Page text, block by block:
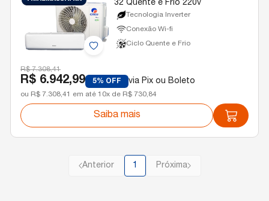
32 Quente e Frio 220v
Tecnologia Inverter
Conexão Wi-fi
Ciclo Quente e Frio
R$ 7.308,41
R$ 6.942,99 5% OFF via Pix ou Boleto
ou R$ 7.308,41 em até 10x de R$ 730,84
Saiba mais
Anterior 1 Próxima